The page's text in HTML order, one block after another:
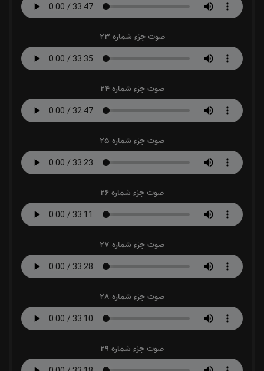
صوت جزء شماره 23
صوت جزء شماره 24
صوت جزء شماره 25
صوت جزء شماره 26
صوت جزء شماره 27
صوت جزء شماره 28
صوت جزء شماره 29